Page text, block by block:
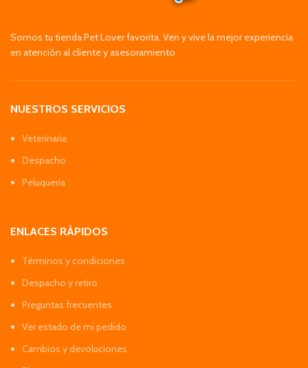
Somos tu tienda Pet Lover favorita. Ven y vive la mejor experiencia
en atención al cliente y asesoramiento
NUESTROS SERVICIOS
Veterinaria
Despacho
Peluquería
ENLACES RÁPIDOS
Términos y condiciones
Despacho y retiro
Preguntas frecuentes
Ver estado de mi pedido
Cambios y devoluciones